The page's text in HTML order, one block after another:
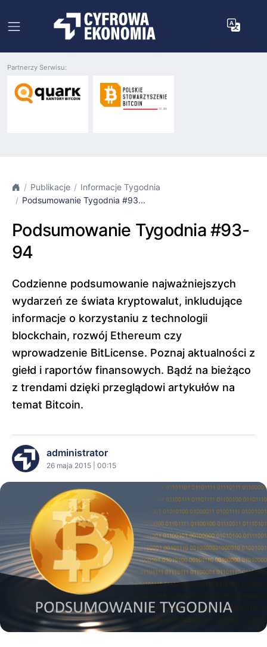
Partnerzy Serwisu:
Publikacje
Informacje Tygodnia
Podsumowanie Tygodnia #93...
Podsumowanie Tygodnia #93-
94
Codzienne podsumowanie najważniejszych
wydarzeń ze świata kryptowalut, inkludujące
informacje o korzystaniu z technologii
blockchain, rozwój Ethereum czy
wprowadzenie BitLicense. Poznaj aktualności z
giełd i raportów finansowych. Bądź na bieżąco
z trendami dzięki przeglądowi artykułów na
temat Bitcoin.
administrator
26 maja 2015 | 00:15